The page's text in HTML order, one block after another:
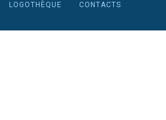
LOGOTHÈQUE
CONTACTS